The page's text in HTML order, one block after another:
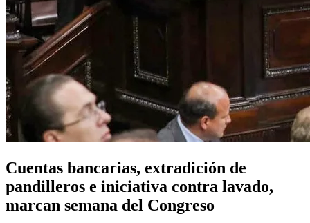
Cuentas bancarias, extradición de
pandilleros e iniciativa contra lavado,
marcan semana del Congreso